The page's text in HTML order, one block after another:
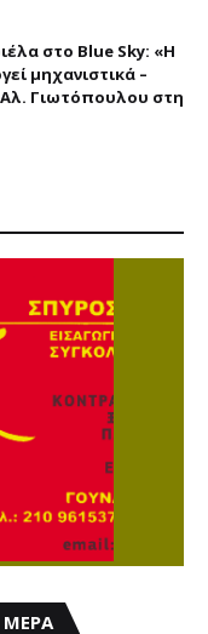
στο Blue Sky: «Η
μηχανιστικά –
Γιωτόπουλου στη
ΜΕΡΑ